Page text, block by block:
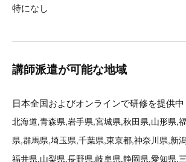
特になし
講師派遣が可能な地域
日本全国およびオンラインで研修を提供中
北海道,青森県,岩手県,宮城県,秋田県,山形県,
県,群馬県,埼玉県,千葉県,東京都,神奈川県,新
福井県,山梨県,長野県,岐阜県,静岡県,愛知県,